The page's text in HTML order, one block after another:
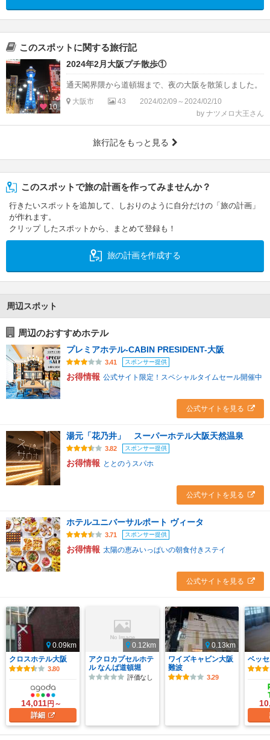
このスポットに関する旅行記
10
2024年2月大阪プチ散歩①
通天閣界隈から道頓堀まで、夜の大阪を散策しました。
大阪市 43
2024/02/09～2024/02/10
by ナツメロ大王さん
旅行記をもっと見る
このスポットで旅の計画を作ってみませんか？
行きたいスポットを追加して、しおりのように自分だけの「旅の計画」
が作れます。
クリップ したスポットから、まとめて登録も！
旅の計画を作成する
周辺スポット
周辺のおすすめホテル
プレミアホテル-CABIN PRESIDENT-大阪
3.41 スポンサー提供
お得情報 公式サイト限定！スペシャルタイムセール開催中
公式サイトを見る
湯元「花乃井」 スーパーホテル大阪天然温泉
3.82 スポンサー提供
お得情報 ととのうスパホ
公式サイトを見る
ホテルユニバーサルポート ヴィータ
3.71 スポンサー提供
お得情報 太陽の恵みいっぱいの朝食付きステイ
公式サイトを見る
0.09km
クロスホテル大阪
3.80
14,011円～
詳細
0.12km
アクロカプセルホテ
ル なんば道頓堀
評価なし
0.13km
ワイズキャビン大阪
難波
3.29
ベッ